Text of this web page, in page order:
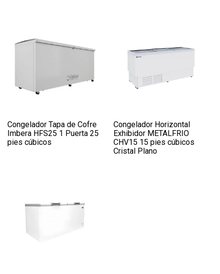
Congelador Tapa de Cofre
Imbera HFS25 1 Puerta 25
pies cúbicos
Congelador Horizontal
Exhibidor METALFRIO
CHV15 15 pies cúbicos
Cristal Plano